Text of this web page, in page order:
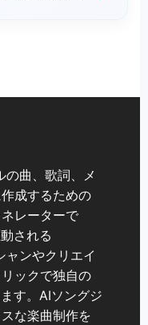
制限、および高度
曲、歌詞、メ
成するための
レーターで
される
ンやクリエイ
ックで独自の
す。AIソングジ
な楽曲制作を